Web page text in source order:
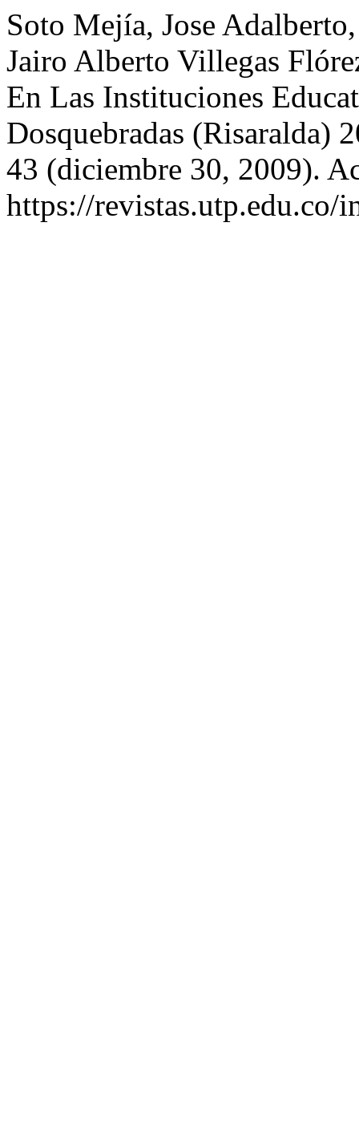
Soto Mejía, Jose
Jairo Alberto Villegas
En Las Instituciones
Dosquebradas (Risaralda)
43 (diciembre 30, 2009).
https://revistas.utp.edu.co/